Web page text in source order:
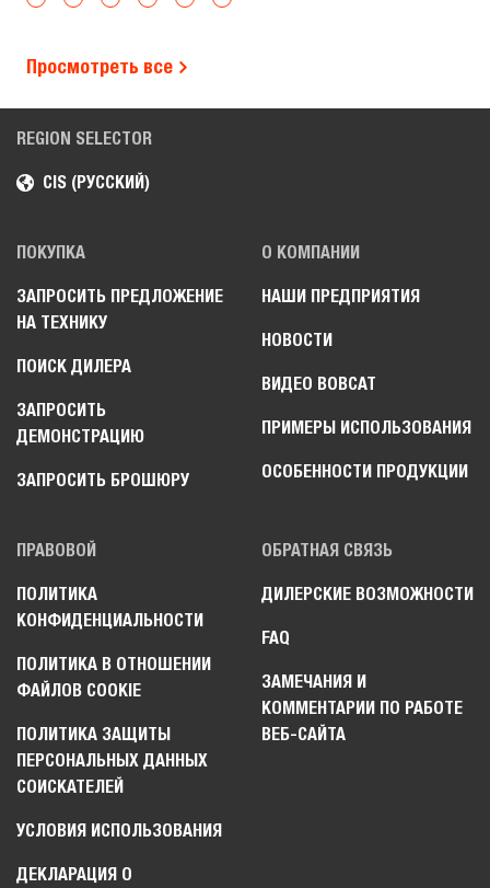
Просмотреть все
REGION SELECTOR
CIS (РУССКИЙ)
ПОКУПКА
ЗАПРОСИТЬ ПРЕДЛОЖЕНИЕ
НА ТЕХНИКУ
ПОИСК ДИЛЕРА
ЗАПРОСИТЬ
ДЕМОНСТРАЦИЮ
ЗАПРОСИТЬ БРОШЮРУ
О КОМПАНИИ
НАШИ ПРЕДПРИЯТИЯ
НОВОСТИ
ВИДЕО BOBCAT
ПРИМЕРЫ ИСПОЛЬЗОВАНИЯ
ОСОБЕННОСТИ ПРОДУКЦИИ
ПРАВОВОЙ
ПОЛИТИКА
КОНФИДЕНЦИАЛЬНОСТИ
ПОЛИТИКА В ОТНОШЕНИИ
ФАЙЛОВ COOKIE
ПОЛИТИКА ЗАЩИТЫ
ПЕРСОНАЛЬНЫХ ДАННЫХ
СОИСКАТЕЛЕЙ
УСЛОВИЯ ИСПОЛЬЗОВАНИЯ
ДЕКЛАРАЦИЯ О
ОБРАТНАЯ СВЯЗЬ
ДИЛЕРСКИЕ ВОЗМОЖНОСТИ
FAQ
ЗАМЕЧАНИЯ И
КОММЕНТАРИИ ПО РАБОТЕ
ВЕБ-САЙТА